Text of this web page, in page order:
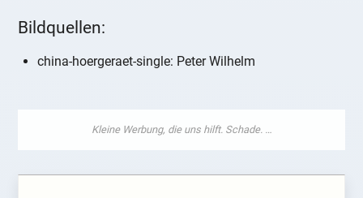
Bildquellen:
china-hoergeraet-single: Peter Wilhelm